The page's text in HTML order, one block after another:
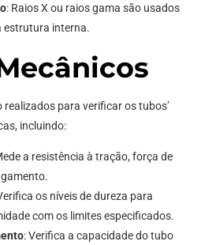
: Raios X ou raios gama são usados ​​
estrutura interna.
realizados para verificar os tubos’
incluindo:
a resistência à tração, força de
os níveis de dureza para
com os limites especificados.
: Verifica a capacidade do tubo